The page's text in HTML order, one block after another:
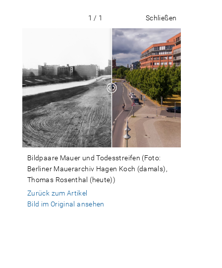
1 / 1 Schließen
Bildpaare Mauer und Todesstreifen (Foto:
Berliner Mauerarchiv Hagen Koch (damals),
Thomas Rosenthal (heute))
Zurück zum Artikel
Bild im Original ansehen